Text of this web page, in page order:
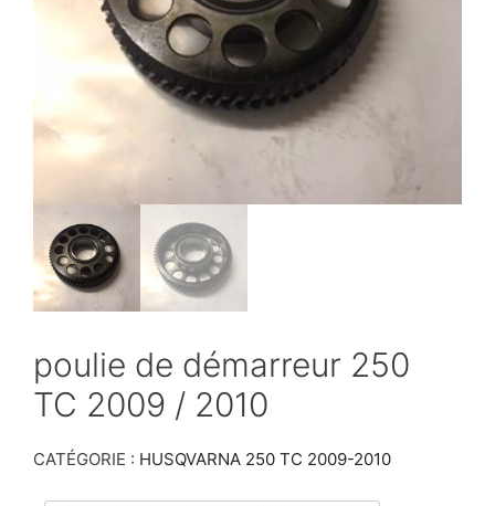
poulie de démarreur 250
TC 2009 / 2010
CATÉGORIE : HUSQVARNA 250 TC 2009-2010